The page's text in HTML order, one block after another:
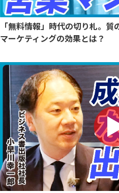
「無料情報」時代の切り札。
マーケティングの効果とは？